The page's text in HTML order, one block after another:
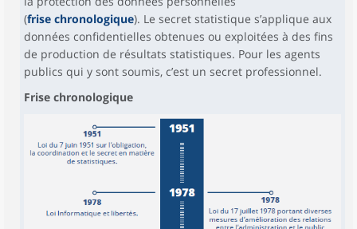
(frise chronologique). Le secret statistique s’applique aux
données confidentielles obtenues ou exploitées à des fins
de production de résultats statistiques. Pour les agents
publics qui y sont soumis, c’est un secret professionnel.
Frise chronologique